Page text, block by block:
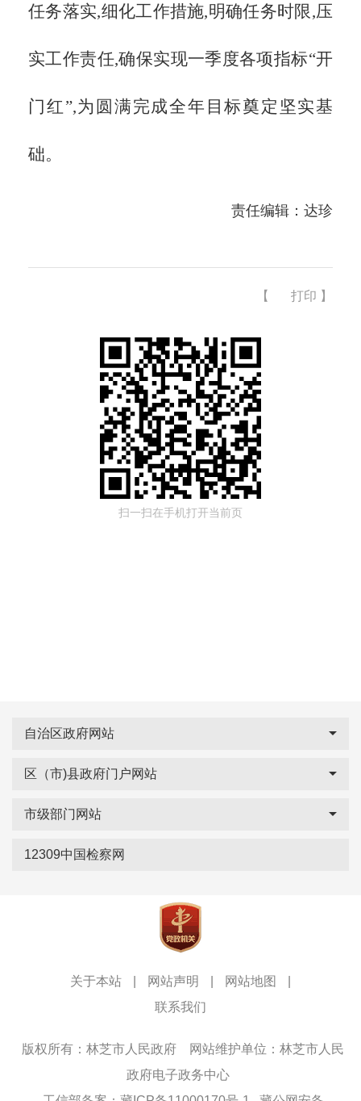
任务落实,细化工作措施,明确任务时限,压
实工作责任,确保实现一季度各项指标“开
门红”,为圆满完成全年目标奠定坚实基
础。
责任编辑：达珍
【 打印 】
扫一扫在手机打开当前页
自治区政府网站
区（市)县政府门户网站
市级部门网站
12309中国检察网
关于本站 网站声明 网站地图
联系我们
版权所有：林芝市人民政府
网站维护单位：林芝市人民
政府电子政务中心